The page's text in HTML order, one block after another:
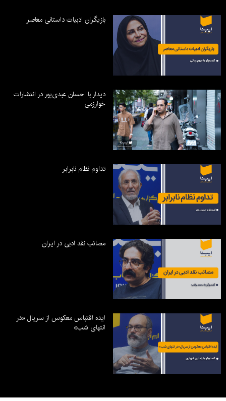
بازیگران ادبیات داستانی معاصر
دیدار با احسان عبدی‌پور در انتشارات
خوارزمی
تداوم نظام نابرابر
مصائب نقد ادبی در ایران
ایده اقتباس معکوس از سریال «در
انتهای شب»